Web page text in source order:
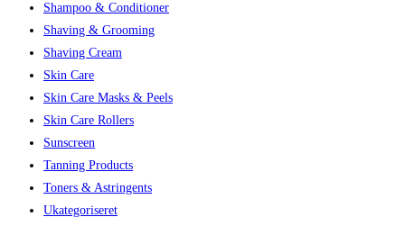
Shampoo & Conditioner
Shaving & Grooming
Shaving Cream
Skin Care
Skin Care Masks & Peels
Skin Care Rollers
Sunscreen
Tanning Products
Toners & Astringents
Ukategoriseret